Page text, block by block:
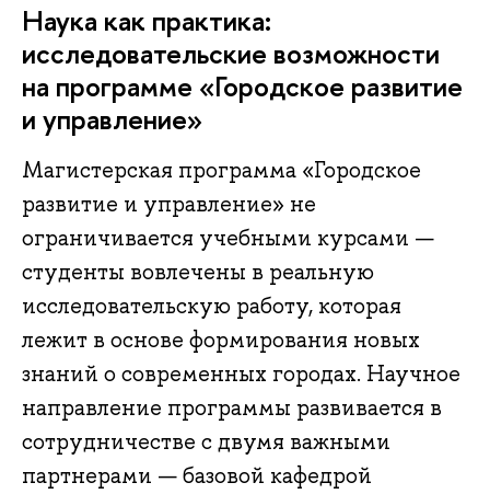
Наука как практика:
исследовательские возможности
на программе «Городское развитие
и управление»
Магистерская программа «Городское
развитие и управление» не
ограничивается учебными курсами —
студенты вовлечены в реальную
исследовательскую работу, которая
лежит в основе формирования новых
знаний о современных городах. Научное
направление программы развивается в
сотрудничестве с двумя важными
партнерами — базовой кафедрой